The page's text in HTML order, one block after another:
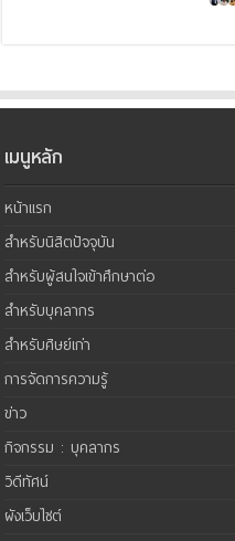
เมนูหลัก
หน้าแรก
สำหรับนิสิตปัจจุบัน
สำหรับผู้สนใจเข้าศึกษาต่อ
สำหรับบุคลากร
สำหรับศิษย์เก่า
การจัดการความรู้
ข่าว
กิจกรรม : บุคลากร
วิดีทัศน์
ผังเว็บไซต์